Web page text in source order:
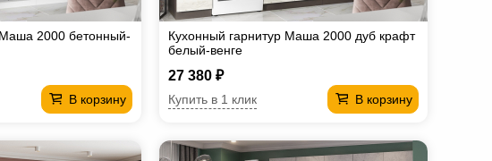
2000 бетонный-
В корзину
Кухонный гарнитур Маша 2000 дуб крафт
белый-венге
27 380 ₽
В корзину
Купить в 1 клик